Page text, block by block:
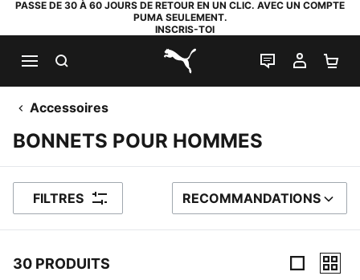
PASSE DE 30 À 60 JOURS DE RETOUR EN UN CLIC. AVEC UN COMPTE
PUMA SEULEMENT.
INSCRIS-TOI
PUMA.com
LIVE CHAT
MON
Accessoires
BONNETS POUR HOMMES
FILTRES TRIER PAR
RECOMMANDATIONS
30 PRODUITS